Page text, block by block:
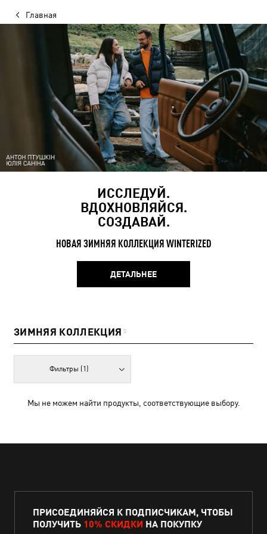
Главная
ИССЛЕДУЙ.
ВДОХНОВЛЯЙСЯ.
СОЗДАВАЙ.
НОВАЯ ЗИМНЯЯ КОЛЛЕКЦИЯ WINTERIZED
ДЕТАЛЬНЕЕ
ЗИМНЯЯ КОЛЛЕКЦИЯ 0
Фильтры (1)
Мы не можем найти продукты, соответствующие выбору.
ПРИСОЕДИНЯЙСЯ К ПОДПИСЧИКАМ, ЧТОБЫ
ПОЛУЧИТЬ 10% СКИДКИ НА ПОКУПКУ